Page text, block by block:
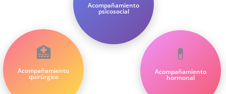
Acompañamiento
psicosocial
💊
Acompañamiento
hormonal
🏥
Acompañamiento
quirúrgico